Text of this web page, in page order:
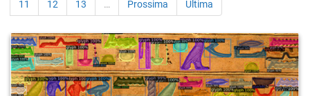
11 12 13 … Prossima Ultima